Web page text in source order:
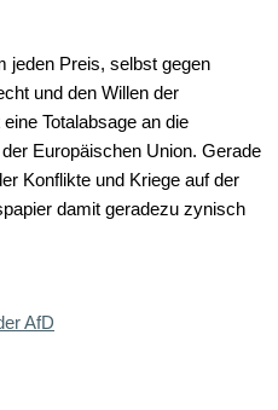
jeden Preis, selbst gegen
und den Willen der
Totalabsage an die
Europäischen Union. Gerade
Konflikte und Kriege auf der
damit geradezu zynisch
AfD